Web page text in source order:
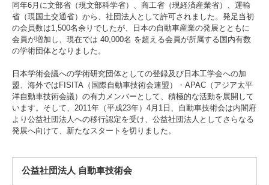
3. #KUTE VOICE エンジニアリーダーたちの声
5. 遠隔授業リンク集
6. 寄付・ご支援
同年6月に文部省（現文部科学省）、商工省（現経済産業省）、運輸
省（現国土交通省）から、社団法人として許可されました。発足当初
の会員数は1,500名余りでしたが、日本の自動車産業の発展とともに
会員が増加し、現在では 40,000名 を超える会員が所属する国内有数
の学術団体となりました。
日本学術会議への学術研究団体としての登録及び日本工学会への加
盟、海外ではFISITA（国際自動車技術会連盟）・APAC（アジア太平
洋自動車技術会議）の有力メンバーとして、積極的な活動を展開して
います。そして、2011年（平成23年）4月1日、自動車技術会は内閣府
より公益社団法人への移行認定を受け、公益社団法人としてさらなる
発展へ向けて、新たなスタートを切りました。
公益社団法人 自動車技術会